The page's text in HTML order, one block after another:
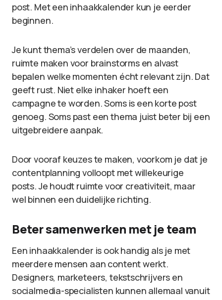
post. Met een inhaakkalender kun je eerder
beginnen.
Je kunt thema’s verdelen over de maanden,
ruimte maken voor brainstorms en alvast
bepalen welke momenten écht relevant zijn. Dat
geeft rust. Niet elke inhaker hoeft een
campagne te worden. Soms is een korte post
genoeg. Soms past een thema juist beter bij een
uitgebreidere aanpak.
Door vooraf keuzes te maken, voorkom je dat je
contentplanning volloopt met willekeurige
posts. Je houdt ruimte voor creativiteit, maar
wel binnen een duidelijke richting.
Beter samenwerken met je team
Een inhaakkalender is ook handig als je met
meerdere mensen aan content werkt.
Designers, marketeers, tekstschrijvers en
socialmedia-specialisten kunnen allemaal vanuit